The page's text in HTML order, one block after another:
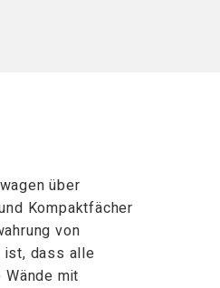
über
Kompaktfächer
von
ist, dass alle
mit